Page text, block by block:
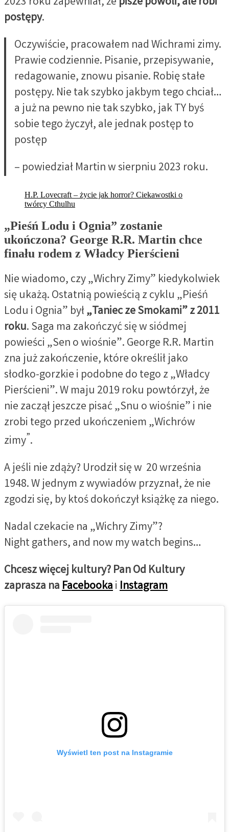
postępy.
Oczywiście, pracowałem nad Wichrami zimy.
Prawie codziennie. Pisanie, przepisywanie,
redagowanie, znowu pisanie. Robię stałe
postępy. Nie tak szybko jakbym tego chciał…
a już na pewno nie tak szybko, jak TY byś
sobie tego życzył, ale jednak postęp to
postęp
– powiedział Martin w sierpniu 2023 roku.
H.P. Lovecraft – życie jak horror? Ciekawostki o
twórcy Cthulhu
„Pieśń Lodu i Ognia” zostanie
ukończona? George R.R. Martin chce
finału rodem z Władcy Pierścieni
Nie wiadomo, czy „Wichry Zimy” kiedykolwiek
się ukażą. Ostatnią powieścią z cyklu „Pieśń
Lodu i Ognia” był„Taniec ze Smokami” z 2011
roku. Saga ma zakończyć się w siódmej
powieści „Sen o wiośnie”. George R.R. Martin
zna już zakończenie, które określił jako
słodko-gorzkie i podobne do tego z „Władcy
Pierścieni”. W maju 2019 roku powtórzył, że
nie zaczął jeszcze pisać„Snu o wiośnie” i nie
zrobi tego przed ukończeniem „Wichrów
zimy”.
A jeśli nie zdąży? Urodził się w 20 września
1948. W jednym z wywiadów przyznał, że nie
zgodzi się, by ktoś dokończył książkę za niego.
Nadal czekacie na „Wichry Zimy”?
Night gathers, and now my watch begins…
Chcesz więcej kultury? Pan Od Kultury
zaprasza naFacebookaiInstagram
Wyświetl ten post na Instagramie